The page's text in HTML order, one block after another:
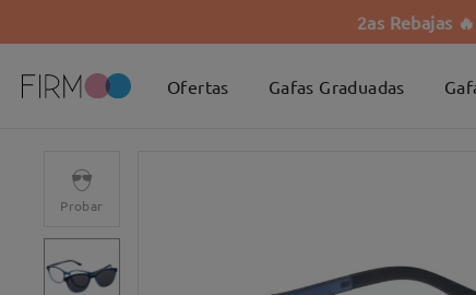
2as Rebajas
Ofertas Gafas Graduadas
Probar